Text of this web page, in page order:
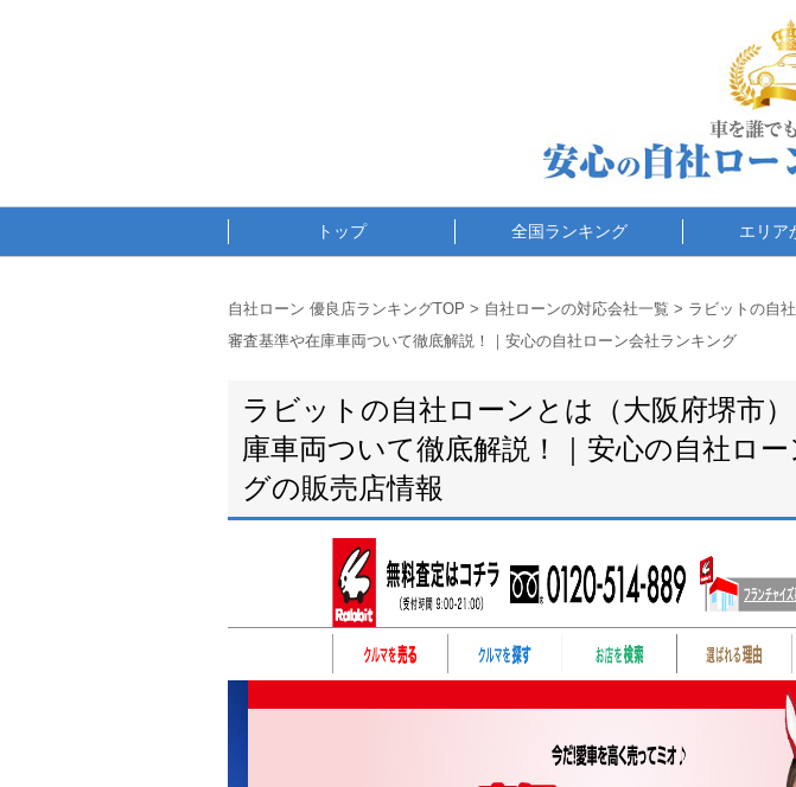
トップ 全国ランキング エリア
自社ローン 優良店ランキングTOP > 自社ローンの対応会社一覧 > ラビットの自
審査基準や在庫車両ついて徹底解説！｜安心の自社ローン会社ランキング
ラビットの自社ローンとは（大阪府堺市
庫車両ついて徹底解説！｜安心の自社ロ
グの販売店情報